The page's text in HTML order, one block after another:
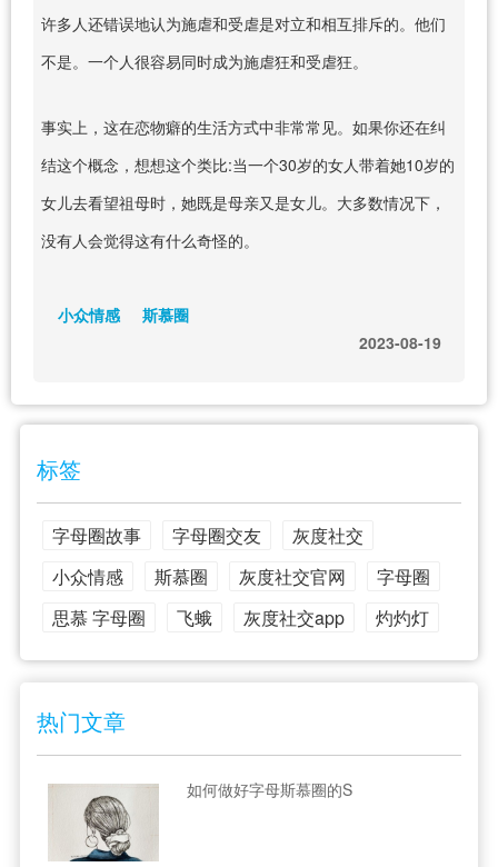
许多人还错误地认为施虐和受虐是对立和相互排斥的。他们
不是。一个人很容易同时成为施虐狂和受虐狂。
事实上，这在恋物癖的生活方式中非常常见。如果你还在纠
结这个概念，想想这个类比:当一个30岁的女人带着她10岁的
女儿去看望祖母时，她既是母亲又是女儿。大多数情况下，
没有人会觉得这有什么奇怪的。
小众情感
斯慕圈
2023-08-19
标签
字母圈故事 字母圈交友
灰度社交
小众情感
斯慕圈 灰度社交官网
字母圈
思慕 字母圈
飞蛾 灰度社交app 灼灼灯
热门文章
如何做好字母斯慕圈的S